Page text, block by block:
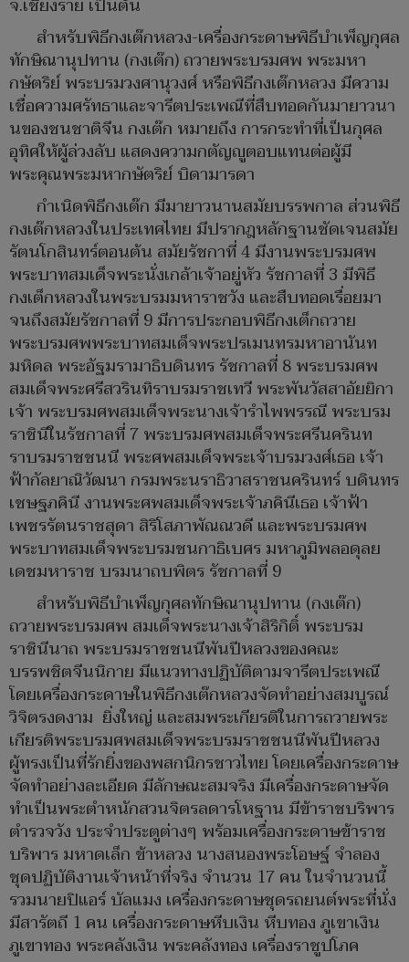
จ.เชียงราย เป็นต้น
สำหรับพิธีกงเต๊กหลวง-เครื่องกระดาษพิธีบำเพ็ญกุศล
ทักษิณานุปทาน (กงเต๊ก) ถวายพระบรมศพ พระมหา
กษัตริย์ พระบรมวงศานุวงศ์ หรือพิธีกงเต๊กหลวง มีความ
เชื่อความศรัทธาและจารีตประเพณีที่สืบทอดกันมายาวนา
นของชนชาติจีน กงเต๊ก หมายถึง การกระทำที่เป็นกุศล
อุทิศให้ผู้ล่วงลับ แสดงความกตัญญูตอบแทนต่อผู้มี
พระคุณพระมหากษัตริย์ บิดามารดา
กำเนิดพิธีกงเต๊ก มีมายาวนานสมัยบรรพกาล ส่วนพิธี
กงเต๊กหลวงในประเทศไทย มีปรากฎหลักฐานชัดเจนสมัย
รัตนโกสินทร์ตอนต้น สมัยรัชกาที่ 4 มีงานพระบรมศพ
พระบาทสมเด็จพระนั่งเกล้าเจ้าอยู่หัว รัชกาลที่ 3 มีพิธี
กงเต็กหลวงในพระบรมมหาราชวัง และสืบทอดเรื่อยมา
จนถึงสมัยรัชกาลที่ 9 มีการประกอบพิธีกงเต็กถวาย
พระบรมศพพระบาทสมเด็จพระปรเมนทรมหาอานันท
มหิดล พระอัฐมรามาธิบดินทร รัชกาลที่ 8 พระบรมศพ
สมเด็จพระศรีสวรินทิราบรมราชเทวี พระพันวัสสาอัยยิกา
เจ้า พระบรมศพสมเด็จพระนางเจ้ารำไพพรรณี พระบรม
ราชินีในรัชกาลที่ 7 พระบรมศพสมเด็จพระศรีนครินท
ราบรมราชชนนี พระศพสมเด็จพระเจ้าบรมวงศ์เธอ เจ้า
ฟ้ากัลยาณิวัฒนา กรมพระนราธิวาสราชนครินทร์ บดินทร
เชษฐภคินี งานพระศพสมเด็จพระเจ้าภคินีเธอ เจ้าฟ้า
เพชรรัตนราชสุดา สิริโสภาพัณณวดี และพระบรมศพ
พระบาทสมเด็จพระบรมชนกาธิเบศร มหาภูมิพลอดุลย
เดชมหาราช บรมนาถบพิตร รัชกาลที่ 9
สำหรับพิธีบำเพ็ญกุศลทักษิณานุปทาน (กงเต๊ก)
ถวายพระบรมศพ สมเด็จพระนางเจ้าสิริกิติ์ พระบรม
ราชินีนาถ พระบรมราชชนนีพันปีหลวงของคณะ
บรรพชิตจีนนิกาย มีแนวทางปฏิบัติตามจารีตประเพณี
โดยเครื่องกระดาษในพิธีกงเต๊กหลวงจัดทำอย่างสมบูรณ์
วิจิตรงดงาม ยิ่งใหญ่ และสมพระเกียรติในการถวายพระ
เกียรติพระบรมศพสมเด็จพระบรมราชชนนีพันปีหลวง
ผู้ทรงเป็นที่รักยิ่งของพสกนิกรชาวไทย โดยเครื่องกระดาษ
จัดทำอย่างละเอียด มีลักษณะสมจริง มีเครื่องกระดาษจัด
ทำเป็นพระตำหนักสวนจิตรลดารโหฐาน มีข้าราชบริพาร
ตำรวจวัง ประจำประตูต่างๆ พร้อมเครื่องกระดาษข้าราช
บริพาร มหาดเล็ก ข้าหลวง นางสนองพระโอษฐ์ จำลอง
ชุดปฏิบัติงานเจ้าหน้าที่จริง จำนวน 17 คน ในจำนวนนี้
รวมนายปิแอร์ บัลแมง เครื่องกระดาษชุดรถยนต์พระที่นั่ง
มีสารัตถี 1 คน เครื่องกระดาษหีบเงิน หีบทอง ภูเขาเงิน
ภูเขาทอง พระคลังเงิน พระคลังทอง เครื่องราชูปโภค